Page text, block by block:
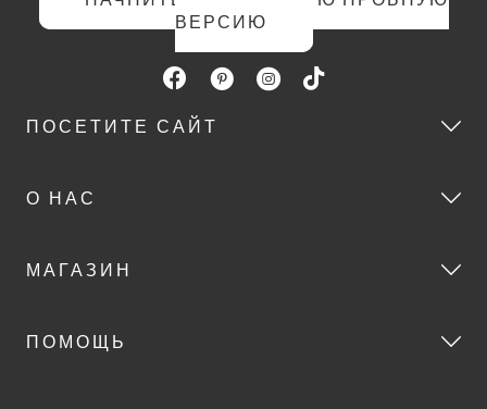
ВЕРСИЮ
ПОСЕТИТЕ САЙТ
О НАС
МАГАЗИН
ПОМОЩЬ